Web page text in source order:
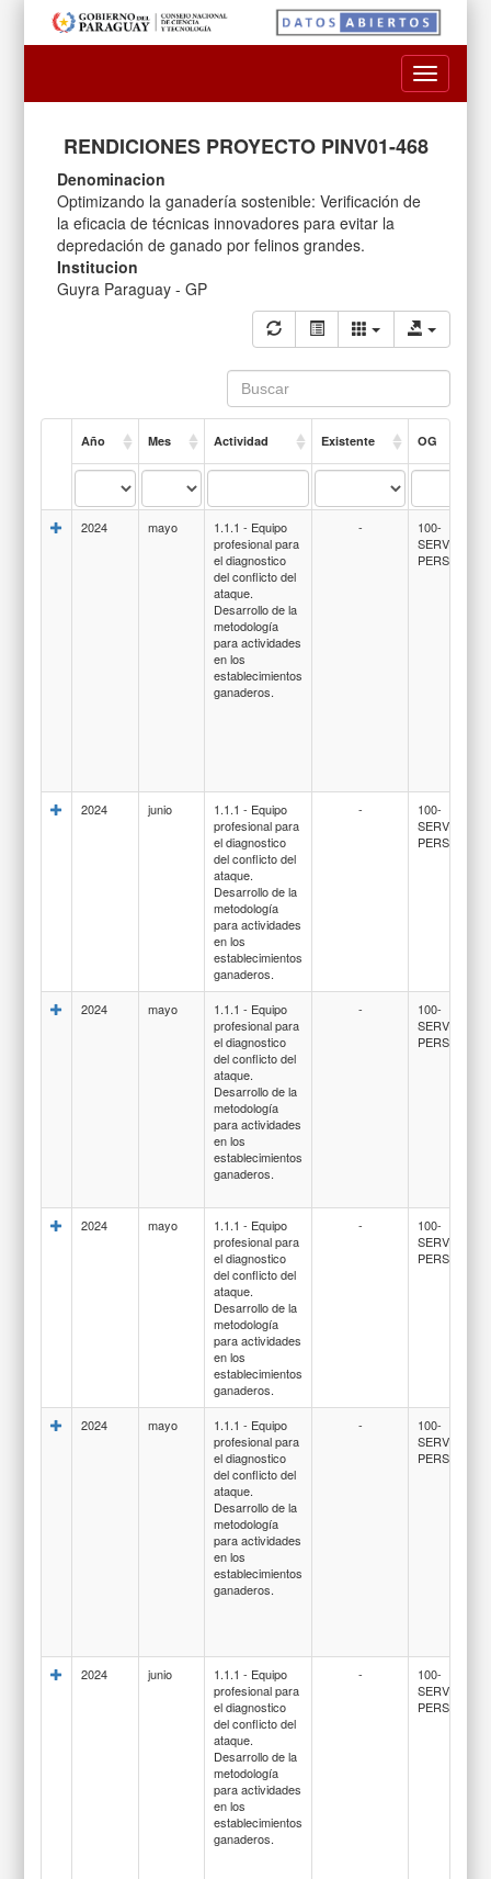
Toggle
RENDICIONES PROYECTO PINV01-468
Denominacion
Optimizando la ganadería sostenible: Verificación de
la eficacia de técnicas innovadores para evitar la
depredación de ganado por felinos grandes.
Institucion
Guyra Paraguay - GP
Año Mes Actividad Existente OG
2024 mayo
1.1.1 - Equipo
profesional para
el diagnostico
del conflicto del
ataque.
Desarrollo de la
metodología
para actividades
en los
establecimientos
ganaderos.
-
100-
SERVICIOS
2024 junio
1.1.1 - Equipo
profesional para
el diagnostico
del conflicto del
ataque.
Desarrollo de la
metodología
para actividades
en los
establecimientos
ganaderos.
-
100-
SERVICIOS
2024 mayo
1.1.1 - Equipo
profesional para
el diagnostico
del conflicto del
ataque.
Desarrollo de la
metodología
para actividades
en los
establecimientos
ganaderos.
-
100-
SERVICIOS
2024 mayo
1.1.1 - Equipo
profesional para
el diagnostico
del conflicto del
ataque.
Desarrollo de la
metodología
para actividades
en los
establecimientos
ganaderos.
-
100-
SERVICIOS
2024 mayo
1.1.1 - Equipo
profesional para
el diagnostico
del conflicto del
ataque.
Desarrollo de la
metodología
para actividades
en los
establecimientos
ganaderos.
-
100-
SERVICIOS
2024 junio
1.1.1 - Equipo
profesional para
el diagnostico
del conflicto del
ataque.
Desarrollo de la
metodología
para actividades
en los
establecimientos
ganaderos.
-
100-
SERVICIOS